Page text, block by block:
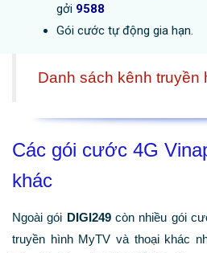
gởi 9588
Gói cước tự động gia hạn.
Danh sách kênh truyền
Các gói cước 4G
khác
Ngoài gói DIGI249còn nhiều gói
truyền hình MyTV và thoại khác